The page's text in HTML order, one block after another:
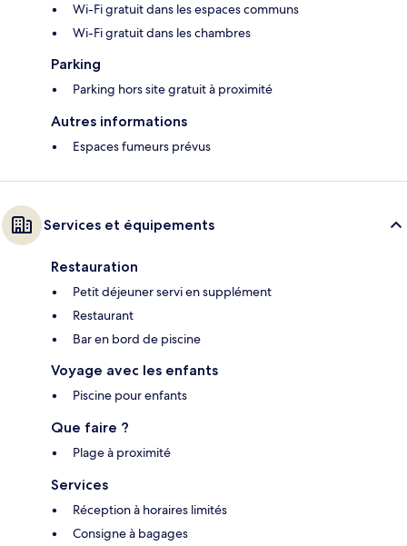
Wi-Fi gratuit dans les espaces communs
Wi-Fi gratuit dans les chambres
Parking
Parking hors site gratuit à proximité
Autres informations
Espaces fumeurs prévus
Services et équipements
Restauration
Petit déjeuner servi en supplément
Restaurant
Bar en bord de piscine
Voyage avec les enfants
Piscine pour enfants
Que faire ?
Plage à proximité
Services
Réception à horaires limités
Consigne à bagages